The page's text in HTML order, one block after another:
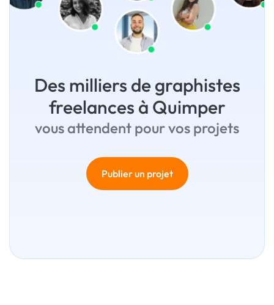
Des milliers de graphistes
freelances à Quimper
vous attendent pour vos projets
Publier un projet